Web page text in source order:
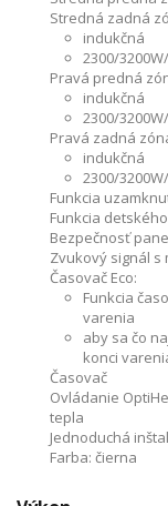
Stredná zadná
indukčná
2300/
Pravá predná
indukčná
2300/
Pravá zadná
indukčná
2300/
Funkcia
Funkcia
Bezpečnosť
Zvukový signál
Časovač Eco:
Funkcia
varenia
aby sa čo
konci
Časovač
Ovládanie
tepla
Jednoduchá
Farba: čierna